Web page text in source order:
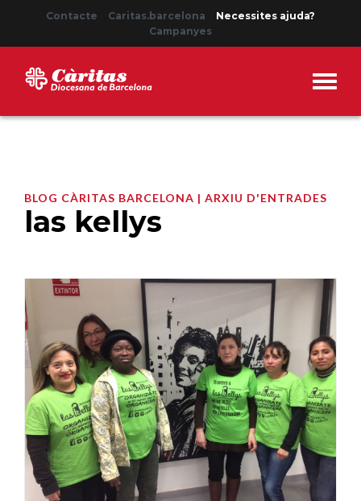
Contacte Caritas.barcelona
Necessites ajuda?
Campanyes
BLOG CÀRITAS BARCELONA | ARXIU D'ENTRADES
las kellys